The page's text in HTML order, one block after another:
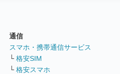
通信
スマホ・携帯通信サービス
└ 格安SIM
└ 格安スマホ